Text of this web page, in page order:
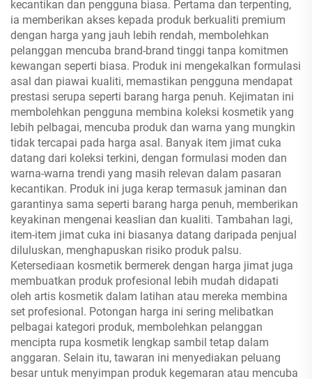
kecantikan dan pengguna biasa. Pertama dan terpenting,
ia memberikan akses kepada produk berkualiti premium
dengan harga yang jauh lebih rendah, membolehkan
pelanggan mencuba brand-brand tinggi tanpa komitmen
kewangan seperti biasa. Produk ini mengekalkan formulasi
asal dan piawai kualiti, memastikan pengguna mendapat
prestasi serupa seperti barang harga penuh. Kejimatan ini
membolehkan pengguna membina koleksi kosmetik yang
lebih pelbagai, mencuba produk dan warna yang mungkin
tidak tercapai pada harga asal. Banyak item jimat cuka
datang dari koleksi terkini, dengan formulasi moden dan
warna-warna trendi yang masih relevan dalam pasaran
kecantikan. Produk ini juga kerap termasuk jaminan dan
garantinya sama seperti barang harga penuh, memberikan
keyakinan mengenai keaslian dan kualiti. Tambahan lagi,
item-item jimat cuka ini biasanya datang daripada penjual
diluluskan, menghapuskan risiko produk palsu.
Ketersediaan kosmetik bermerek dengan harga jimat juga
membuatkan produk profesional lebih mudah didapati
oleh artis kosmetik dalam latihan atau mereka membina
set profesional. Potongan harga ini sering melibatkan
pelbagai kategori produk, membolehkan pelanggan
mencipta rupa kosmetik lengkap sambil tetap dalam
anggaran. Selain itu, tawaran ini menyediakan peluang
besar untuk menyimpan produk kegemaran atau mencuba